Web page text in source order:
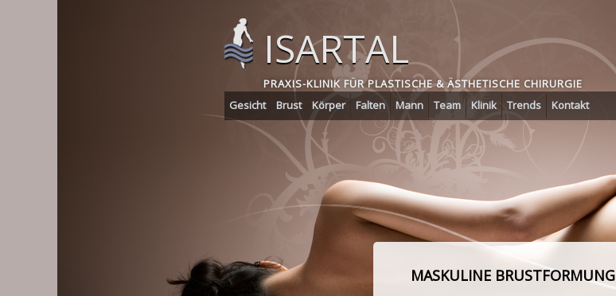
ISARTAL
PRAXIS-KLINIK FÜR PLASTISCHE & ÄSTHETISCHE CHIRURGIE
Gesicht Brust Körper Falten Mann Team Klinik Trends Kontakt
MASKULINE BRUSTFORMUNG